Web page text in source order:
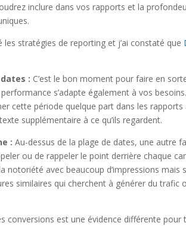
inclure dans vos rapports et la
les stratégies de reporting et j’ai constaté que
: C’est le bon moment pour faire en
s’adapte également à vos
cette période quelque part dans les
supplémentaire à ce qu’ils regardent.
: Au-dessus de la plage de dates, une autre
ou de rappeler le point derrière chaque
notoriété avec beaucoup d’impressions
similaires qui cherchent à générer du trafic
conversions est une évidence différente